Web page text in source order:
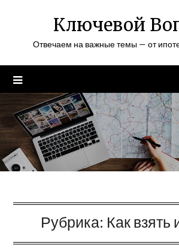
Ключевой
Отвечаем на важные темы — от
Рубрика: Как взять